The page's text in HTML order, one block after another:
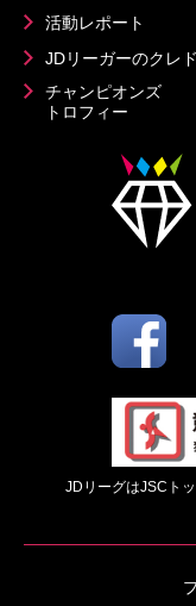
活動レポート
JDリーガーのクレド
チャンピオンズ
トロフィー
JDリーグはJSCト